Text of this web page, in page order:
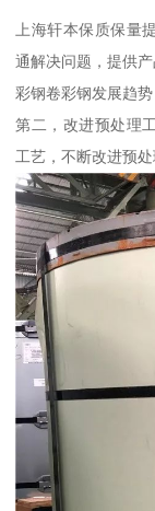
上海轩本保质保量
通解决问题，提供产
彩钢卷彩钢发展趋势
第二，改进预处理
工艺，不断改进预